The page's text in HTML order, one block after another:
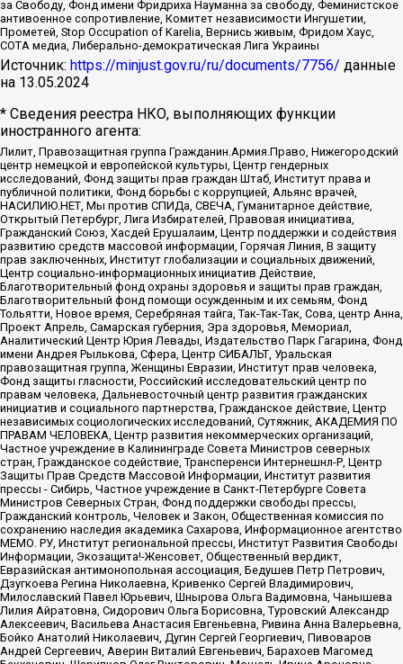
за Свободу, Фонд имени Фридриха Науманна за свободу, Феминистское
антивоенное сопротивление, Комитет независимости Ингушетии,
Прометей, Stop Occupation of Karelia, Вернись живым, Фридом Хаус,
СОТА медиа, Либерально-демократическая Лига Украины
Источник: https://minjust.gov.ru/ru/documents/7756/ данные
на 13.05.2024
* Сведения реестра НКО, выполняющих функции
иностранного агента:
Лилит, Правозащитная группа Гражданин.Армия.Право, Нижегородский
центр немецкой и европейской культуры, Центр гендерных
исследований, Фонд защиты прав граждан Штаб, Институт права и
публичной политики, Фонд борьбы с коррупцией, Альянс врачей,
НАСИЛИЮ.НЕТ, Мы против СПИДа, СВЕЧА, Гуманитарное действие,
Открытый Петербург, Лига Избирателей, Правовая инициатива,
Гражданский Союз, Хасдей Ерушалаим, Центр поддержки и содействия
развитию средств массовой информации, Горячая Линия, В защиту
прав заключенных, Институт глобализации и социальных движений,
Центр социально-информационных инициатив Действие,
Благотворительный фонд охраны здоровья и защиты прав граждан,
Благотворительный фонд помощи осужденным и их семьям, Фонд
Тольятти, Новое время, Серебряная тайга, Так-Так-Так, Сова, центр Анна,
Проект Апрель, Самарская губерния, Эра здоровья, Мемориал,
Аналитический Центр Юрия Левады, Издательство Парк Гагарина, Фонд
имени Андрея Рылькова, Сфера, Центр СИБАЛЬТ, Уральская
правозащитная группа, Женщины Евразии, Институт прав человека,
Фонд защиты гласности, Российский исследовательский центр по
правам человека, Дальневосточный центр развития гражданских
инициатив и социального партнерства, Гражданское действие, Центр
независимых социологических исследований, Сутяжник, АКАДЕМИЯ ПО
ПРАВАМ ЧЕЛОВЕКА, Центр развития некоммерческих организаций,
Частное учреждение в Калининграде Совета Министров северных
стран, Гражданское содействие, Трансперенси Интернешнл-Р, Центр
Защиты Прав Средств Массовой Информации, Институт развития
прессы - Сибирь, Частное учреждение в Санкт-Петербурге Совета
Министров Северных Стран, Фонд поддержки свободы прессы,
Гражданский контроль, Человек и Закон, Общественная комиссия по
сохранению наследия академика Сахарова, Информационное агентство
МЕМО. РУ, Институт региональной прессы, Институт Развития Свободы
Информации, Экозащита!-Женсовет, Общественный вердикт,
Евразийская антимонопольная ассоциация, Бедушев Петр Петрович,
Дзугкоева Регина Николаевна, Кривенко Сергей Владимирович,
Милославский Павел Юрьевич, Шнырова Ольга Вадимовна, Чанышева
Лилия Айратовна, Сидорович Ольга Борисовна, Туровский Александр
Алексеевич, Васильева Анастасия Евгеньевна, Ривина Анна Валерьевна,
Бойко Анатолий Николаевич, Дугин Сергей Георгиевич, Пивоваров
Андрей Сергеевич, Аверин Виталий Евгеньевич, Барахоев Магомед